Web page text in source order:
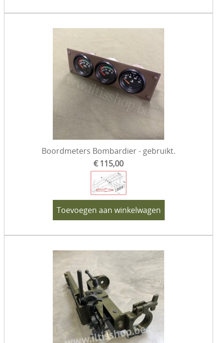
Boordmeters Bombardier - gebruikt.
€ 115,00
Toevoegen aan winkelwagen